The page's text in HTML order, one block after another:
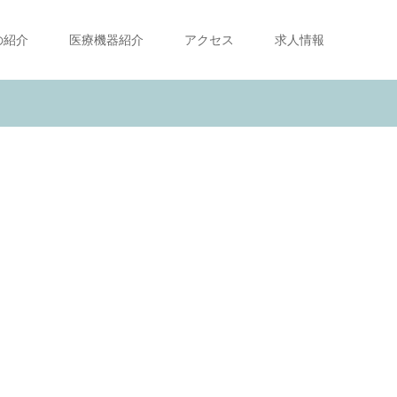
紹介 医療機器紹介 アクセス 求人情報